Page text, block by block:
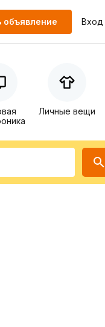
объявление Вход
Личные вещи